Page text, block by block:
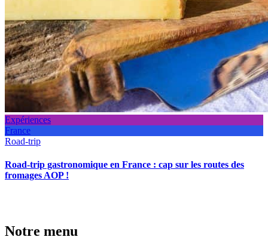
Expériences
France
Road-trip
Road-trip gastronomique en France : cap sur les routes des
fromages AOP !
Notre menu